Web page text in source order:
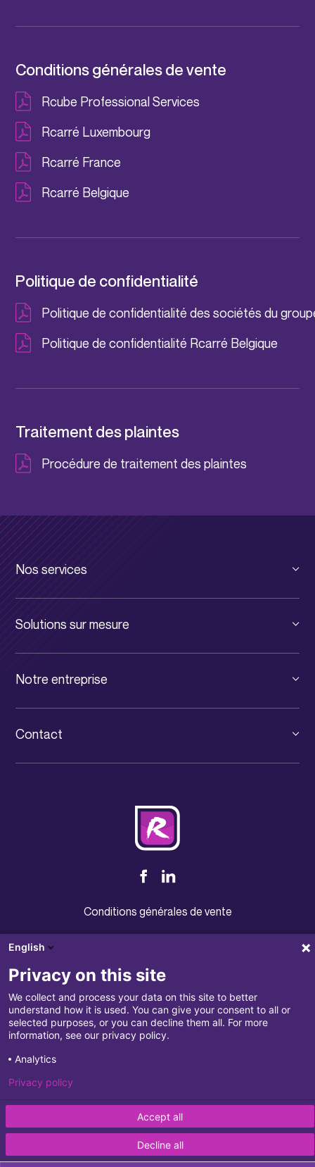
Conditions générales de vente
Rcube Professional Services
Rcarré Luxembourg
Rcarré France
Rcarré Belgique
Politique de confidentialité
Politique de confidentialité des sociétés du
Politique de confidentialité Rcarré Belgique
Traitement des plaintes
Procédure de traitement des plaintes
Nos services
Cloud privé
Services informatiques
Solutions sur mesure
Notre entreprise
Contact
Conditions générales de vente
Politique de confidentialité
Traitement des plaintes
Disclaimer
Mentions légales
English
Privacy on this site
We collect and process your data on this site to better
understand how it is used. You can give your consent to all or
selected purposes, or you can decline them all. For more
information, see our privacy policy.
Analytics
Accept all
Decline all
Privacy policy